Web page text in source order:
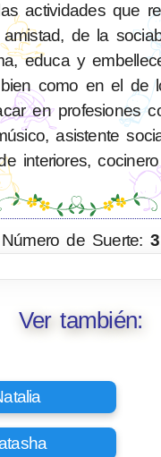
actividades que
de la
educa y
como en el de
en profesiones
asistente
interiores,
Número de Suerte: 3
Ver también: